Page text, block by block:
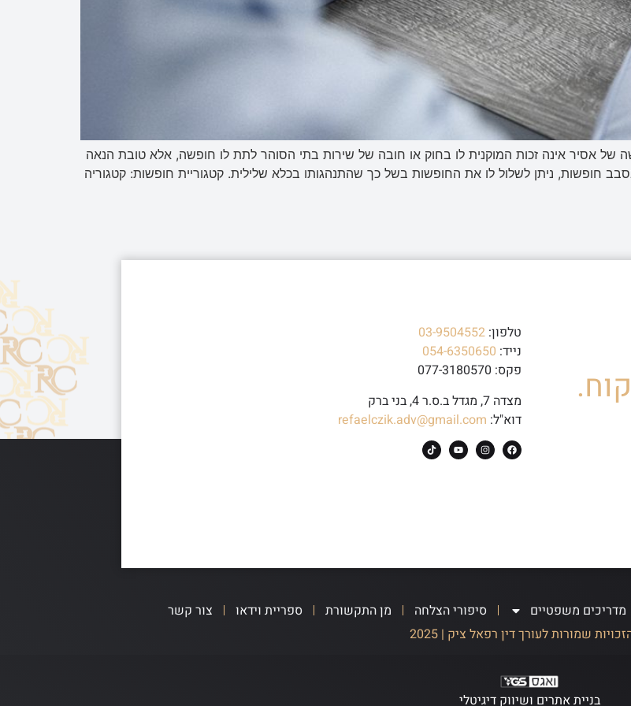
אסיר אינה זכות המוקנית לו בחוק או חובה של שירות בתי הסוהר לתת לו חופשה, אלא טובת הנאה
חופשות, ניתן לשלול לו את החופשות בשל כך שהתנהגותו בכלא שלילית. קטגוריית חופשות: קטגוריה
טלפון: 03-9504552
נייד: 054-6350650
פקס: 077-3180570
מצדה 7, מגדל ב.ס.ר 4, בני ברק
דוא"ל: refaelczik.adv@gmail.com
מדריכים משפטיים סיפורי הצלחה מן התקשורת ספריית וידאו
צור קשר
שמורות לעורך דין רפאל ציק | 2025
בניית אתרים ושיווק דיגיטלי